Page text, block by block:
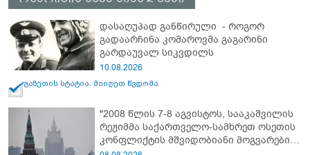
დასაღუპად განწირული - როგორ
გადაარჩინა კომაროვმა გაგარინი
გარდაუვალ სიკვდილს
10.08.2026
გაზეთის სტატია. მიიღეთ წვდომა
"2008 წლის 7-8 აგვისტოს, სააკაშვილის
რეჟიმმა საქართველო-სამხრეთ ოსეთის
კონფლიქტის მშვიდობიანი მოგვარების